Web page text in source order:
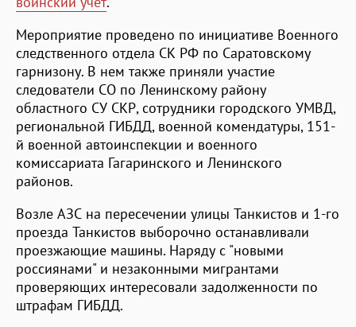
Мероприятие проведено по инициативе Военного
следственного отдела СК РФ по Саратовскому
гарнизону. В нем также приняли участие
следователи СО по Ленинскому району
областного СУ СКР, сотрудники городского УМВД,
региональной ГИБДД, военной комендатуры, 151-
й военной автоинспекции и военного
комиссариата Гагаринского и Ленинского
районов.
Возле АЗС на пересечении улицы Танкистов и 1-го
проезда Танкистов выборочно останавливали
проезжающие машины. Наряду с "новыми
россиянами" и незаконными мигрантами
проверяющих интересовали задолженности по
штрафам ГИБДД.